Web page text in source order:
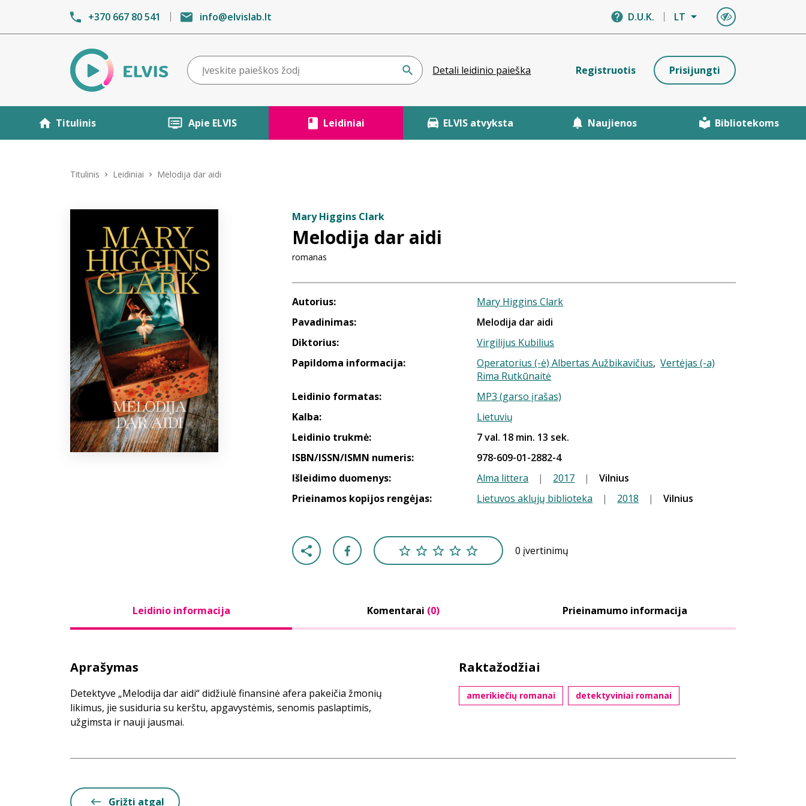
+370 667 80 541 info@elvislab.lt D.U.K. LT
Detali leidinio paieška Registruotis Prisijungti
Titulinis Apie ELVIS Leidiniai ELVIS atvyksta Naujienos Bibliotekoms
Titulinis Leidiniai Melodija dar aidi
Mary Higgins Clark
Melodija dar aidi
romanas
Autorius:
Mary Higgins Clark
Pavadinimas:
Melodija dar aidi
Diktorius:
Virgilijus Kubilius
Papildoma informacija:
Operatorius (-ė) Albertas Aužbikavičius,Vertėjas (-a)
Rima Rutkūnaitė
Leidinio formatas:
MP3 (garso įrašas)
Kalba:
Lietuvių
Leidinio trukmė:
7 val. 18 min. 13 sek.
ISBN/ISSN/ISMN numeris:
978-609-01-2882-4
Išleidimo duomenys:
Alma littera | 2017 |
Vilnius
Prieinamos kopijos rengėjas:
Lietuvos aklųjų biblioteka | 2018 | Vilnius
0 įvertinimų
Leidinio informacija Komentarai (0) Prieinamumo informacija
Aprašymas
Detektyve „Melodija dar aidi“ didžiulė finansinė afera pakeičia žmonių
likimus, jie susiduria su kerštu, apgavystėmis, senomis paslaptimis,
užgimsta ir nauji jausmai.
Raktažodžiai
amerikiečių romanai detektyviniai romanai
Grįžti atgal